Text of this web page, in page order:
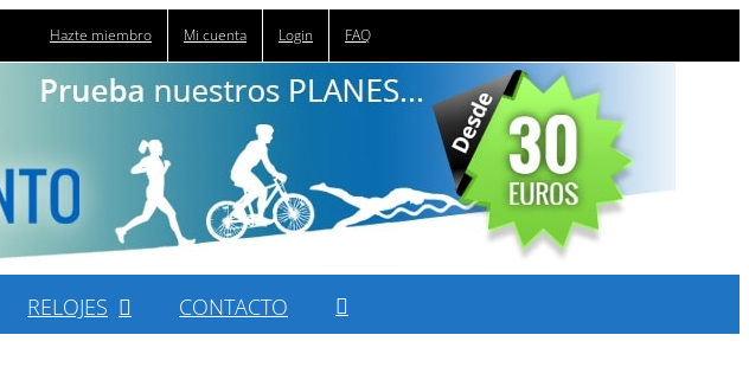
Hazte miembro Mi cuenta Login FAQ
RELOJES CONTACTO